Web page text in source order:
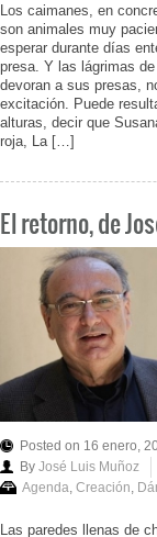
Los caimanes, en
son animales muy
esperar durante días
presa. Y las lágrimas
devoran a sus presas,
excitación. Puede
alturas, decir que
roja, La […]
El retorno, de
Posted on 16 enero,
By José Luis Muñoz
Agenda, Creación,
Las paredes llenas de